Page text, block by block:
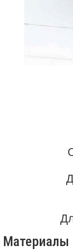
Материалы